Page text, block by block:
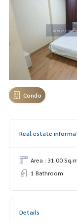
Condo
Real estate
Area : 31.00
1 Bathroom
Details